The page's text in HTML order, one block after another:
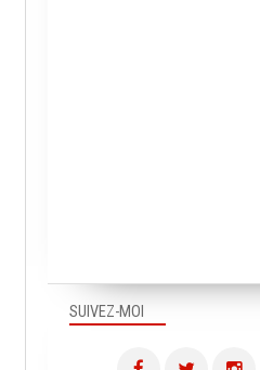
SUIVEZ-MOI